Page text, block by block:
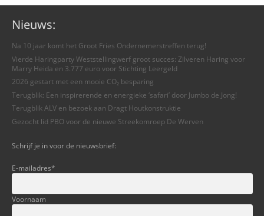
Nieuws:
Na 10 jaar komt het Groot Fries Ondernemerstreffen terug!
Vierde Haringparty Weststellingwerf groot succes: Zilveren Haring voor
Marry Heida en 3.777 euro voor Stichting Leergeld
2026 gestart met een mooie CO₂ besparing
Terugblik: Een inspirerende en energieke ‘safari’ door Jumbo de Jong!
Terugblik ALV en bezoek aan Dragt Houtkonstruktie
Gezocht lid PBO voor de nieuwe Streekomroep De Werven
Schrijf je in voor de nieuwsbrief:
E-mailadres*
Voornaam